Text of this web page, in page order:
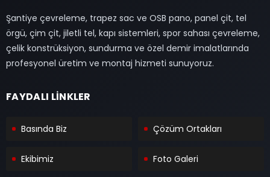
Şantiye çevreleme, trapez sac ve OSB pano, panel çit, tel
örgü, çim çit, jiletli tel, kapı sistemleri, spor sahası çevreleme,
çelik konstrüksiyon, sundurma ve özel demir imalatlarında
profesyonel üretim ve montaj hizmeti sunuyoruz.
FAYDALI LİNKLER
Basında Biz Çözüm Ortakları
Ekibimiz Foto Galeri